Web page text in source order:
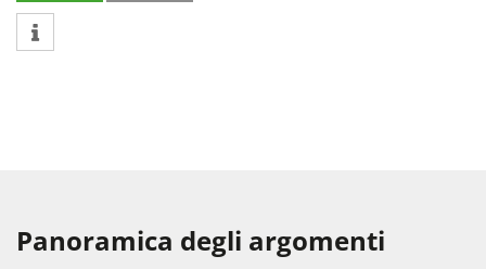
Panoramica degli argomenti